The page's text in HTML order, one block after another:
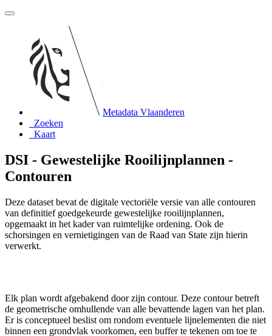
Metadata Vlaanderen
Zoeken
Kaart
DSI - Gewestelijke Rooilijnplannen -
Contouren
Deze dataset bevat de digitale vectoriële versie van alle contouren
van definitief goedgekeurde gewestelijke rooilijnplannen,
opgemaakt in het kader van ruimtelijke ordening. Ook de
schorsingen en vernietigingen van de Raad van State zijn hierin
verwerkt.
Elk plan wordt afgebakend door zijn contour. Deze contour betreft
de geometrische omhullende van alle bevattende lagen van het plan.
Er is conceptueel beslist om rondom eventuele lijnelementen die niet
binnen een grondvlak voorkomen, een buffer te tekenen om toe te